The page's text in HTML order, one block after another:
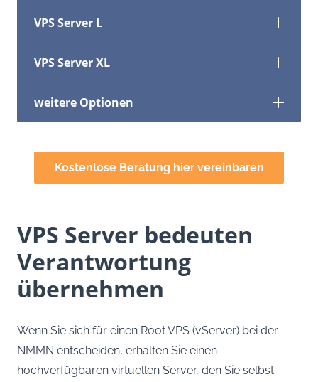
VPS Server L
VPS Server XL
weitere Optionen
Kostenlose Beratung hier vereinbaren
VPS Server bedeuten
Verantwortung
übernehmen
Wenn Sie sich für einen Root VPS (vServer) bei der
NMMN entscheiden, erhalten Sie einen
hochverfügbaren virtuellen Server, den Sie selbst